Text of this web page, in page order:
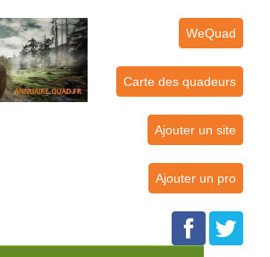
WeQuad
Carte des quadeurs
Ajouter un site
Ajouter un pro